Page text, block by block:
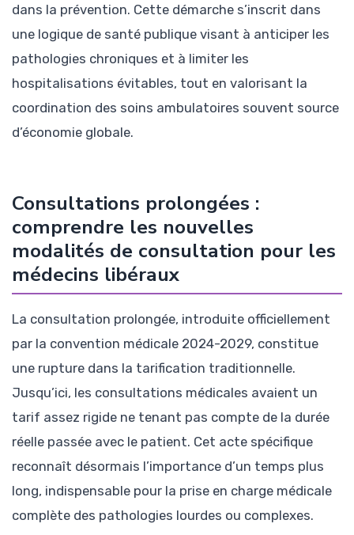
dans la prévention. Cette démarche s’inscrit dans
une logique de santé publique visant à anticiper les
pathologies chroniques et à limiter les
hospitalisations évitables, tout en valorisant la
coordination des soins ambulatoires souvent source
d’économie globale.
Consultations prolongées :
comprendre les nouvelles
modalités de consultation pour les
médecins libéraux
La consultation prolongée, introduite officiellement
par la convention médicale 2024-2029, constitue
une rupture dans la tarification traditionnelle.
Jusqu’ici, les consultations médicales avaient un
tarif assez rigide ne tenant pas compte de la durée
réelle passée avec le patient. Cet acte spécifique
reconnaît désormais l’importance d’un temps plus
long, indispensable pour la prise en charge médicale
complète des pathologies lourdes ou complexes.